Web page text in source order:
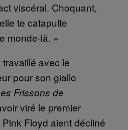
viscéral. Choquant,
te catapulte
monde-là. »
avec le
pour son giallo
Frissons de
viré le premier
Floyd aient décliné